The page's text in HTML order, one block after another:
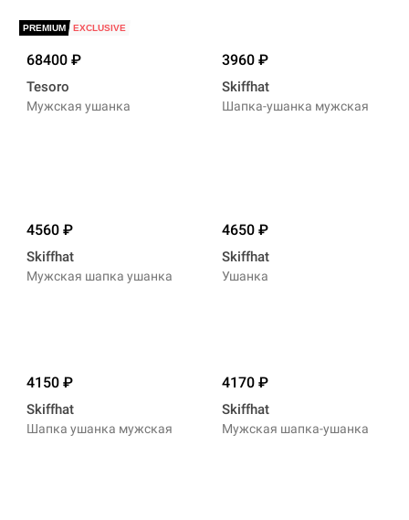
PREMIUM EXCLUSIVE
68400
Tesoro
Мужская ушанка
3960
Skiffhat
Шапка-ушанка мужская
4560
Skiffhat
Мужская шапка ушанка
4650
Skiffhat
Ушанка
4150
Skiffhat
Шапка ушанка мужская
4170
Skiffhat
Мужская шапка-ушанка